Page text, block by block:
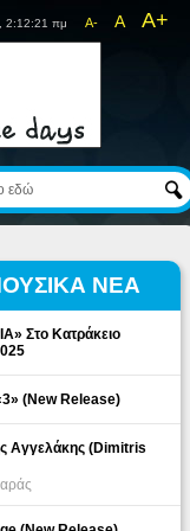
A- A A+
2:12:21 πμ
ΝΕΑ
Στο Κατράκειο
(New Release)
Αγγελάκης (Dimitris